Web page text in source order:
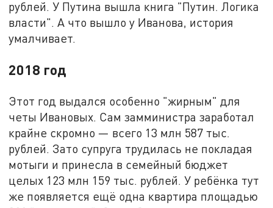
рублей. У Путина вышла книга "Путин. Логика
власти". А что вышло у Иванова, история
умалчивает.
2018 год
Этот год выдался особенно "жирным" для
четы Ивановых. Сам замминистра заработал
крайне скромно — всего 13 млн 587 тыс.
рублей. Зато супруга трудилась не покладая
мотыги и принесла в семейный бюджет
целых 123 млн 159 тыс. рублей. У ребёнка тут
же появляется ещё одна квартира площадью